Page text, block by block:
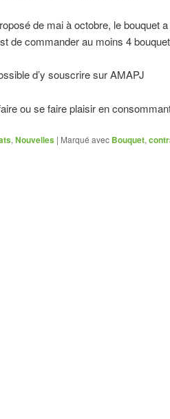
de mai à octobre, le bouquet
de commander au moins 4
d’y souscrire sur AMAPJ
ou se faire plaisir en
, Nouvelles | Marqué avec Bouquet,